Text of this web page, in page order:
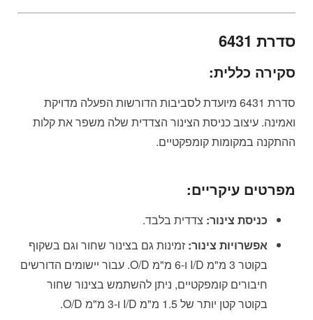
סדרת 6431
סקירה כללית:
סדרת 6431 מיועדת לסביבות הדורשות הפעלה מדויקת
ואמינה. עיצוב כניסת הצינור הצדדית שלה משפר את קלות
ההתקנה במקומות קומפקטיים.
מפרטים עיקריים:
כניסת צינור: צדדית בלבד.
אפשרויות צינור: זמינות גם בצינור שחור וגם בשקוף
בקוטר 3 מ"מ I/D ו-6 מ"מ O/D. עבור יישומים הדורשים
חיבורים קומפקטיים, ניתן להשתמש בצינור שחור
בקוטר קטן יותר של 1.5 מ"מ I/D ו-3 מ"מ O/D.